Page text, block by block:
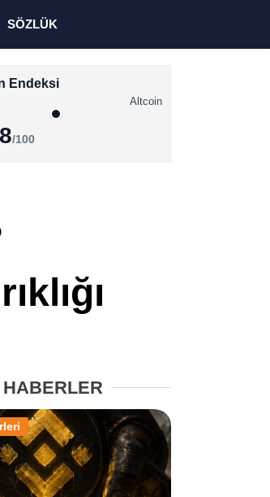
Solana Haberleri
Stablecoin Haberleri
Facebook
SÖZLÜK
Endeksi
Altcoin
/100